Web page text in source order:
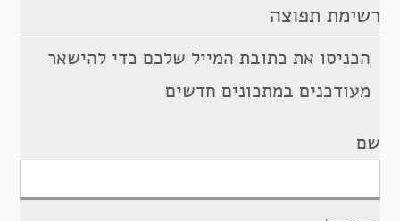
רשימת תפוצה
הכניסו את כתובת המייל שלכם כדי להישאר
מעודכנים במתכונים חדשים
שם